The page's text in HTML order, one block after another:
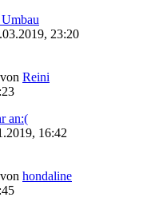
23:20
von Reini
an:(
16:42
von hondaline